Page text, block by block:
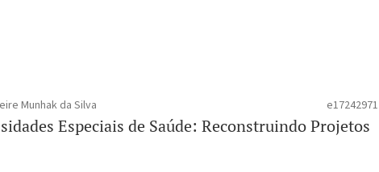
Munhak da Silva e17242971
Especiais de Saúde: Reconstruindo Projetos